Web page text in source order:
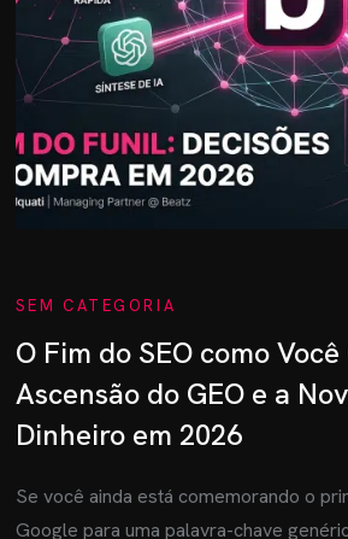
SEM CATEGORIA
O Fim do SEO como
Ascensão do GEO e a
Dinheiro em 2026
Se você ainda está comemorando o
Google para uma palavra-chave